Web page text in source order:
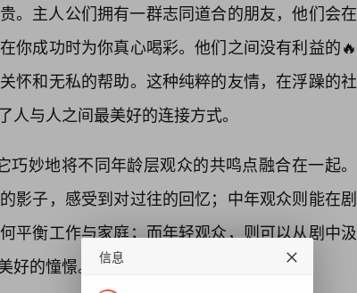
。主人公们拥有一群志同道合的朋友，他们会在
你成功时为你真心喝彩。他们之间没有利益的🔥
怀和无私的帮助。这种纯粹的友情，在浮躁的社
与人之间最美好的连接方式。
巧妙地将不同年龄层观众的共鸣点融合在一起。
影子，感受到对过往的回忆；中年观众则能在剧
平衡工作与家庭；而年轻观众，则可以从剧中汲
的憧憬。
信息